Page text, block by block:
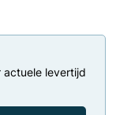
actuele levertijd